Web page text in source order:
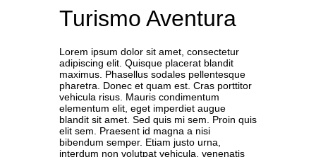
Turismo Aventura
Lorem ipsum dolor sit amet, consectetur
adipiscing elit. Quisque placerat blandit
maximus. Phasellus sodales pellentesque
pharetra. Donec et quam est. Cras porttitor
vehicula risus. Mauris condimentum
elementum elit, eget imperdiet augue
blandit sit amet. Sed quis mi sem. Proin quis
elit sem. Praesent id magna a nisi
bibendum semper. Etiam justo urna,
interdum non volutpat vehicula, venenatis